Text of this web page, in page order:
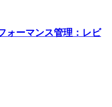
ォーマンス管理：レビ